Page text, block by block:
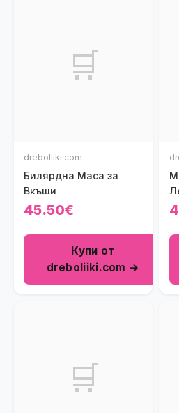
🛒
dreboliiki.com
Билярдна Маса за
Вкъщи
45.50€
Купи от
dreboliiki.com →
🛒